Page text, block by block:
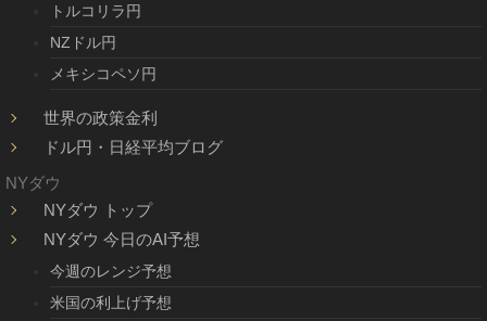
トルコリラ円
NZドル円
メキシコペソ円
世界の政策金利
ドル円・日経平均ブログ
NYダウ
NYダウ トップ
NYダウ 今日のAI予想
今週のレンジ予想
米国の利上げ予想